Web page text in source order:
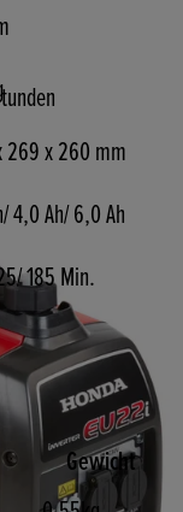
269 x 260 mm
4,0 Ah/ 6,0 Ah
185 Min.
Gewicht